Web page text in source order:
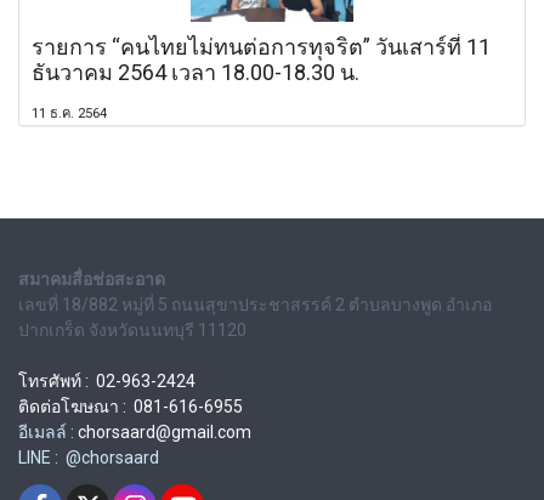
รายการ “คนไทยไม่ทนต่อการทุจริต” วันเสาร์ที่ 11
ธันวาคม 2564 เวลา 18.00-18.30 น.
11 ธ.ค. 2564
สมาคมสื่อช่อสะอาด
เลขที่ 18/882 หมู่ที่ 5 ถนนสุขาประชาสรรค์ 2 ตำบลบางพูด อำเภอ
ปากเกร็ด จังหวัดนนทบุรี 11120
โทรศัพท์ : 02-963-2424
ติดต่อโฆษณา : 081-616-6955
อีเมลล์ : chorsaard@gmail.com
LINE : @chorsaard